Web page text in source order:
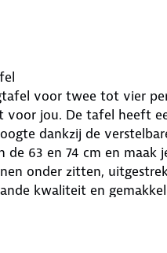
voor twee tot vier
voor jou. De tafel heeft
dankzij de
63 en 74 cm en maak
onder zitten,
kwaliteit en